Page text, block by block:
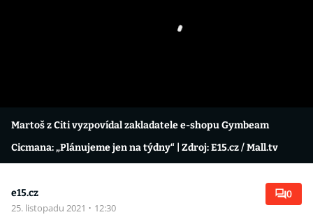
Martoš z Citi vyzpovídal zakladatele e-shopu Gymbeam
Cicmana: „Plánujeme jen na týdny“ | Zdroj: E15.cz / Mall.tv
e15.cz
25. listopadu 2021 · 12:30
0